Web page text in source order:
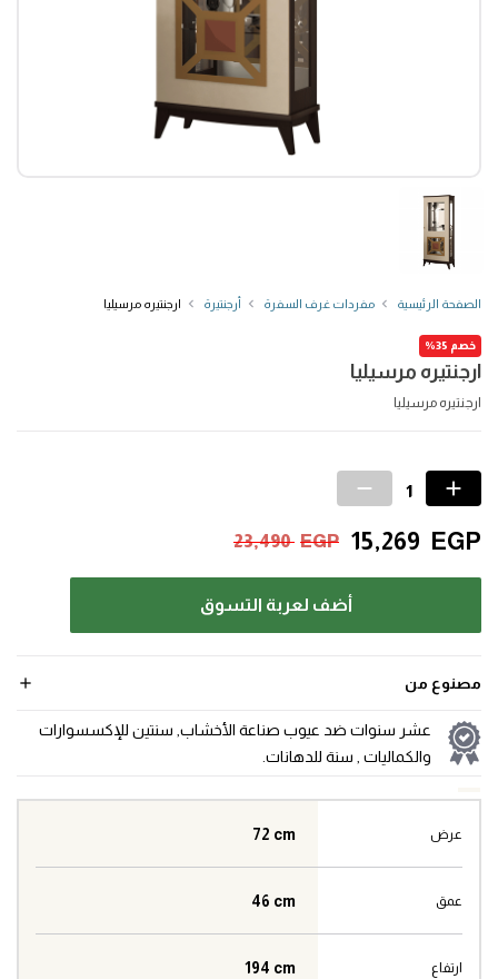
الصفحة الرئيسية مفردات غرف السفرة أرجنتيرة ارجنتيره مرسيليا
ارجنتيره مرسيليا
خصم 35%
ارجنتيره مرسيليا
23,490 EGP 15,269 EGP
أضف لعربة التسوق
مصنوع من
عشر سنوات ضد عيوب صناعة الأخشاب, سنتين للإكسسوارات
والكماليات , سنة للدهانات.
عرض 72 cm
عمق 46 cm
ارتفاع 194 cm